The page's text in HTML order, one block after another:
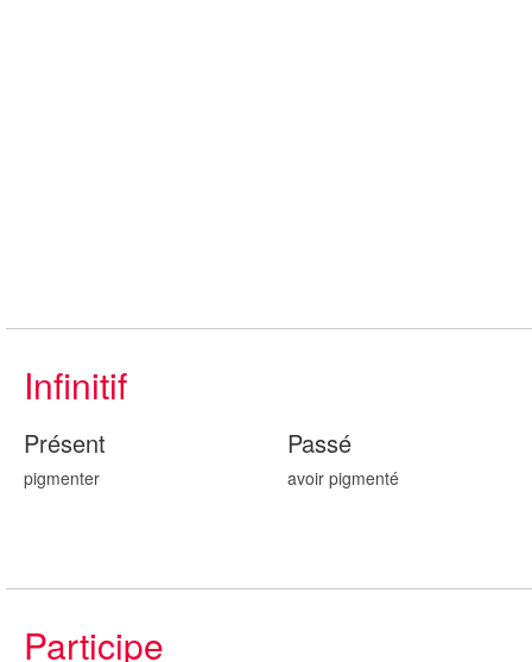
Infinitif
Présent
pigmenter
Passé
avoir pigmenté
Participe